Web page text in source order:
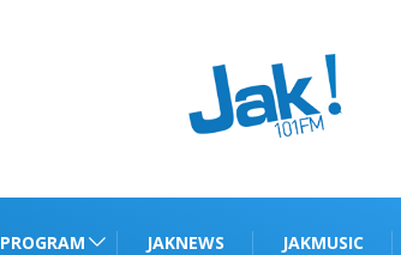
PROGRAM JAKNEWS JAKMUSIC